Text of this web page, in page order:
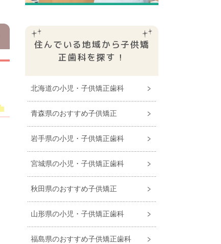
住んでいる地域から子供矯
正⻭科を探す！
北海道の小児・子供矯正歯科
青森県のおすすめ子供矯正
岩手県の小児・子供矯正歯科
宮城県の小児・子供矯正歯科
秋田県のおすすめ子供矯正
山形県の小児・子供矯正歯科
福島県のおすすめ⼦供矯正⻭科